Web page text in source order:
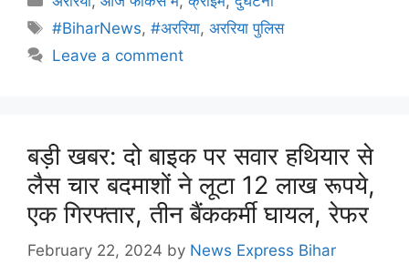
#BiharNews,#अररिया,अररिया पुलिस
Leave a comment
बड़ी खबर: दो बाइक पर सवार हथियार से
लैस चार बदमाशों ने लूटा 12 लाख रूपये,
एक गिरफ्तार, तीन बैंककर्मी घायल, रेफर
February 22, 2024 by News Express Bihar